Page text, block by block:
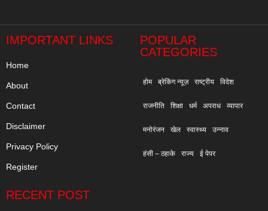
IMPORTANT LINKS
Home
About
Contact
Disclaimer
Privacy Policy
Register
POPULAR
CATEGORIES
होम ब्रेकिंग न्यूज़ राष्ट्रीय विदेश
राजनीति शिक्षा धर्म अपराध व्यापार
मनोरंजन खेल स्वास्थ्य उन्नाव
हंसी – ठहाके राज्य ई पेपर
RECENT POST